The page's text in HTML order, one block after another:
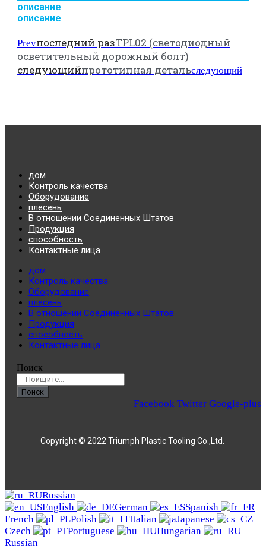
описание
описание
Prevпоследний разTPL02 (светодиодный
осветительный дорожный болт)
следующийпрототипная детальследующий
дом
Контроль качества
Оборудование
плесень
В отношении Соединенных Штатов
Продукция
способность
Контактные лица
дом
Контроль качества
Оборудование
плесень
В отношении Соединенных Штатов
Продукция
способность
Контактные лица
Поиск
Поиск
Facebook Twitter Google-plus
Copyright © 2022 Triumph Plastic Tooling Co.,Ltd.
Russian
English
German
Spanish
French
Polish Italian
Japanese
Czech
Portuguese
Hungarian
Russian